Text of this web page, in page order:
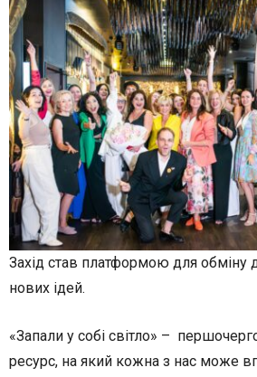
Захід став платформою для обміну
нових ідей.
«Запали у собі світло» –
ресурс, на який кожна з нас може